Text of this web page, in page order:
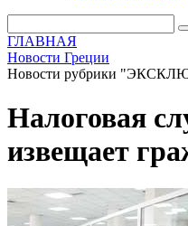
ГЛАВНАЯ
Новости Греции
Новости рубрики
Налоговая
извещает